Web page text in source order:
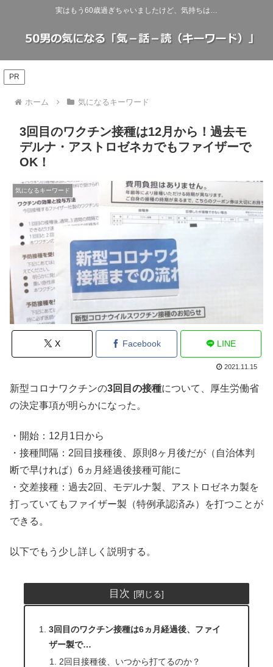
実はもう60歳過ぎちゃいましたけど、気持ちは…
PR
ホーム 気になるキーワード
3回目のワクチン接種は12月から！過去モ
デルナ・アストロゼネカでもファイザーで
OK！
気になるキーワード
X Facebook LINE
2021.11.15
新型コロナワクチンの3回目の接種について、厚生労働省
の決定事項が明らかになった。
・開始：12月1日から
・接種間隔：2回目接種後、原則8ヶ月後だが（自治体判
断で早ければ）6ヵ月経過後接種可能に
・交差接種：過去2回、モデルナ製、アストロゼネカ製を
打っていてもファイザー製（特例承認済み）を打つことが
できる。
以下でもう少し詳しく説明する。
目次
3回目のワクチン接種は6ヵ月経過後、ファイ
ザー製で…
2回目接種後、いつから打てるのか？